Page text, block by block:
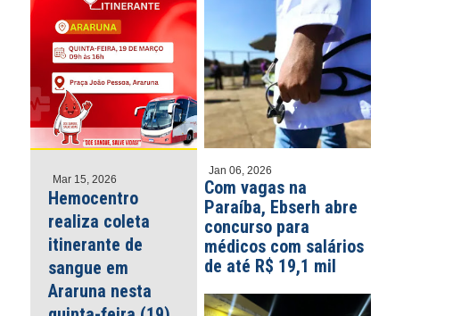
Mar 15, 2026
Hemocentro
realiza coleta
itinerante de
sangue em
Araruna nesta
Jan 06, 2026
Com vagas na
Paraíba, Ebserh abre
concurso para
médicos com salários
de até R$ 19,1 mil